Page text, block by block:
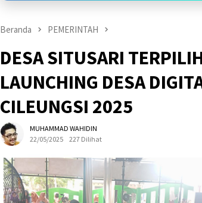
Beranda PEMERINTAH
DESA SITUSARI
LAUNCHING DESA
CILEUNGSI 2025
MUHAMMAD WAHIDIN
22/05/2025
227 Dilihat